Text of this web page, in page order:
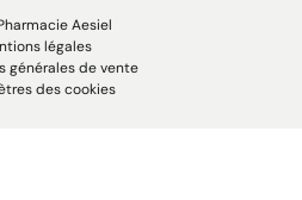
Aesiel
légales
générales de vente
des cookies